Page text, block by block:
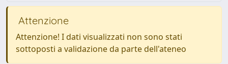
Attenzione
Attenzione! I dati visualizzati non sono stati
sottoposti a validazione da parte dell'ateneo